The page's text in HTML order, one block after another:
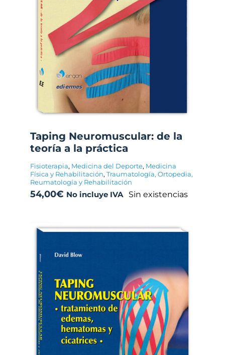
Taping Neuromuscular: de la
teoría a la práctica
Fisioterapia, Medicina del Deporte, Medicina
Física y Rehabilitación, Traumatología, Ortopedia,
Reumatología y Rehabilitación
54,00€ No incluye IVA Sin existencias